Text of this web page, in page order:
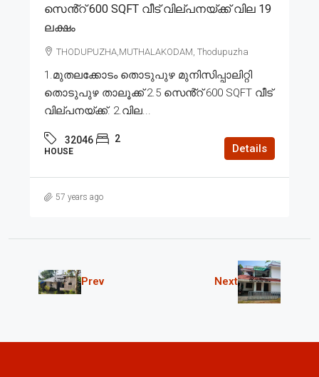
സെൻ്റ് 600 SQFT വീട് വില്പനയ്ക്ക് വില 19
ലക്ഷം
THODUPUZHA,MUTHALAKODAM, Thodupuzha
1.മുതലക്കോടം തൊടുപുഴ മുനിസിപ്പാലിറ്റി
തൊടുപുഴ താലൂക്ക് 2.5 സെൻ്റ് 600 SQFT വീട്
വില്പനയ്ക്ക്. 2.വില...
32046 2
HOUSE Details
57 years ago
Prev Next